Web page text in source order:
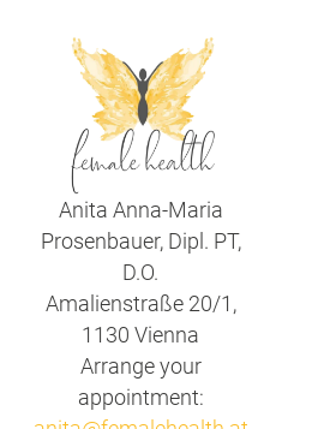
Anita Anna-Maria
Prosenbauer, Dipl. PT,
D.O.
Amalienstraße 20/1,
1130 Vienna
Arrange your
appointment: